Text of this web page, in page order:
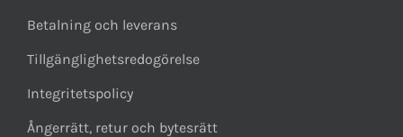
Betalning och leverans
Tillgänglighetsredogörelse
Integritetspolicy
Ångerrätt, retur och bytesrätt